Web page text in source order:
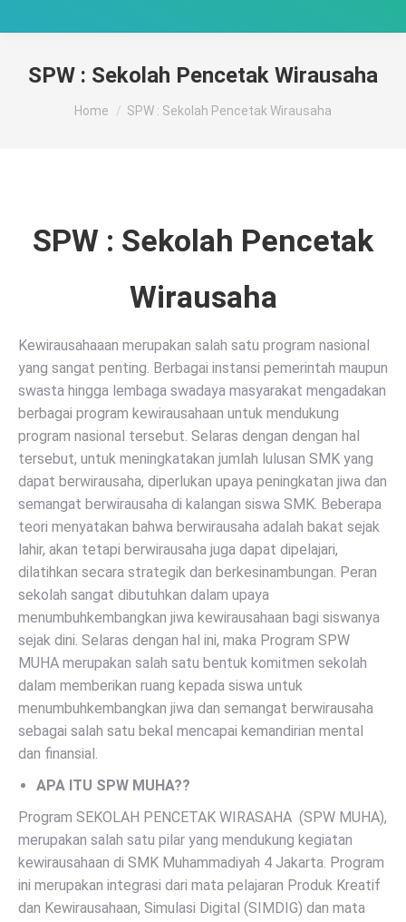
SPW : Sekolah Pencetak Wirausaha
You are here:
Home SPW : Sekolah Pencetak Wirausaha
SPW : Sekolah Pencetak
Wirausaha
Kewirausahaaan merupakan salah satu program nasional
yang sangat penting. Berbagai instansi pemerintah maupun
swasta hingga lembaga swadaya masyarakat mengadakan
berbagai program kewirausahaan untuk mendukung
program nasional tersebut. Selaras dengan dengan hal
tersebut, untuk meningkatakan jumlah lulusan SMK yang
dapat berwirausaha, diperlukan upaya peningkatan jiwa dan
semangat berwirausaha di kalangan siswa SMK. Beberapa
teori menyatakan bahwa berwirausaha adalah bakat sejak
lahir, akan tetapi berwirausaha juga dapat dipelajari,
dilatihkan secara strategik dan berkesinambungan. Peran
sekolah sangat dibutuhkan dalam upaya
menumbuhkembangkan jiwa kewirausahaan bagi siswanya
sejak dini. Selaras dengan hal ini, maka Program SPW
MUHA merupakan salah satu bentuk komitmen sekolah
dalam memberikan ruang kepada siswa untuk
menumbuhkembangkan jiwa dan semangat berwirausaha
sebagai salah satu bekal mencapai kemandirian mental
dan finansial.
APA ITU SPW MUHA??
Program SEKOLAH PENCETAK WIRASAHA (SPW MUHA),
merupakan salah satu pilar yang mendukung kegiatan
kewirausahaan di SMK Muhammadiyah 4 Jakarta. Program
ini merupakan integrasi dari mata pelajaran Produk Kreatif
dan Kewirausahaan, Simulasi Digital (SIMDIG) dan mata